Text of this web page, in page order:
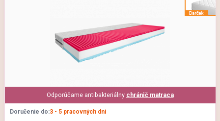
Odporúčame antibakteriálny chránič matraca
Doručenie do:3 - 5 pracovných dní